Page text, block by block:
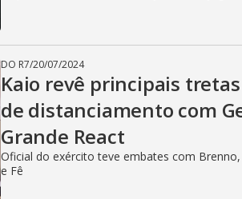
DO R7/20/07/2024
Kaio revê principais
de distanciamento com
Grande React
Oficial do exército teve embates com Brenno,
e Fê